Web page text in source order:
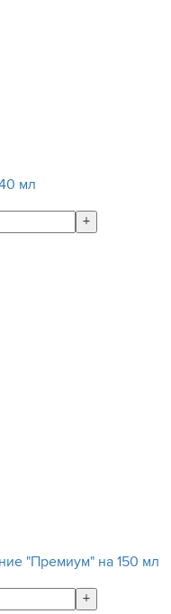
мл
+
"Премиум" на 150 мл
+